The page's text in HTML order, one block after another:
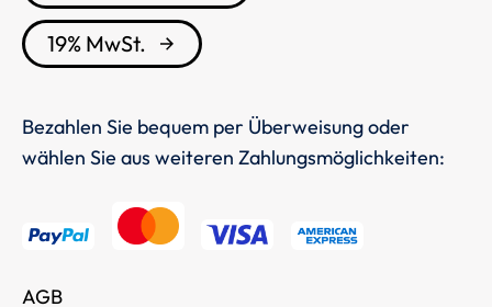
19% MwSt.
Bezahlen Sie bequem per Überweisung oder
wählen Sie aus weiteren Zahlungsmöglichkeiten:
AGB